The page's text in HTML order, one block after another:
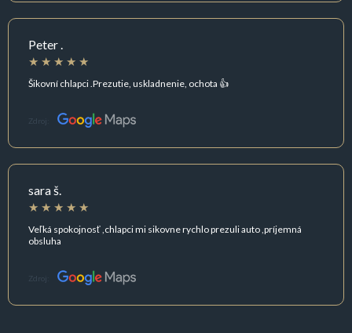
Peter .
Šikovní chlapci .Prezutie, uskladnenie, ochota 👍
Zdroj:
sara š.
Veľká spokojnosť ,chlapci mi sikovne rychlo prezuli auto ,príjemná
obsluha
Zdroj: